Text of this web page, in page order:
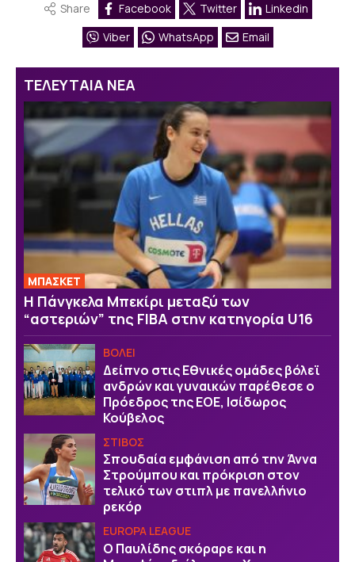
Share Facebook Twitter
Linkedin
Viber
WhatsApp Email
ΤΕΛΕΥΤΑΙΑ ΝΕΑ
ΜΠΑΣΚΕΤ
H Πάνγκελα Μπεκίρι μεταξύ των
“αστεριών” της FIBA στην κατηγορία U16
ΒOΛΕΙ
Δείπνο στις Εθνικές ομάδες βόλεϊ
ανδρών και γυναικών παρέθεσε ο
Πρόεδρος της ΕΟΕ, Ισίδωρος
Κούβελος
ΣΤΙΒΟΣ
Σπουδαία εμφάνιση από την Άννα
Στρούμπου και πρόκριση στον
τελικό των στιπλ με πανελλήνιο
ρεκόρ
EUROPA LEAGUE
Ο Παυλίδης σκόραρε και η